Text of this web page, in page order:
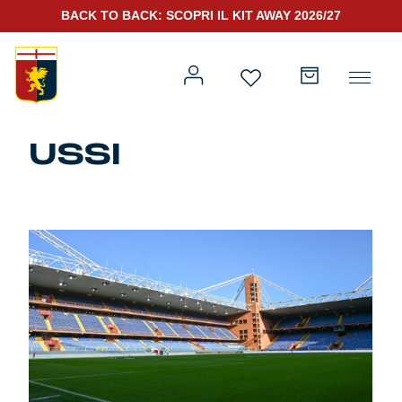
Prima squadra
Genoa for Special
Training
Rappresentanza
Kit Gara 25/26
BACK TO BACK: SCOPRI IL KIT AWAY 2026/27
USSI